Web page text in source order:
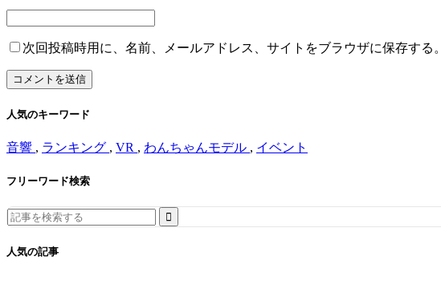
次回投稿時用に、名前、メールアドレス、サイトをブラウザに保存する。
人気のキーワード
音響 , ランキング , VR , わんちゃんモデル , イベント
フリーワード検索
Search
for:
人気の記事